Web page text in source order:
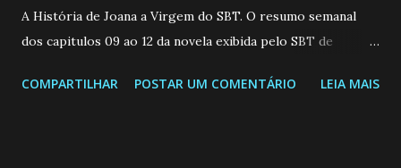
A História de Joana a Virgem do SBT. O resumo semanal
dos capitulos 09 ao 12 da novela exibida pelo SBT de
a Programação Semanal do SBT de 08/06/26 a 14/06/26
COMPARTILHAR POSTAR UM COMENTÁRIO LEIA MAIS